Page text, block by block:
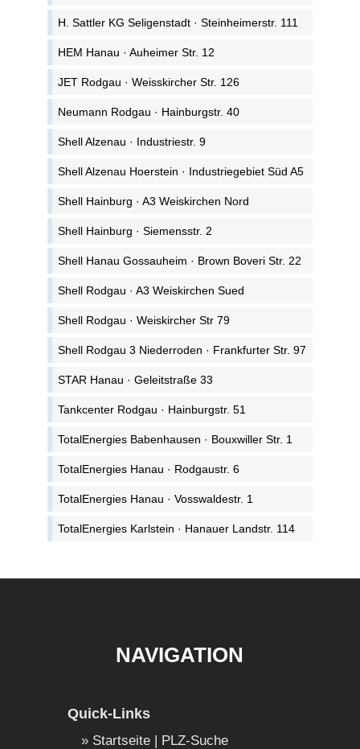
H. Sattler KG Seligenstadt · Steinheimerstr. 111
HEM Hanau · Auheimer Str. 12
JET Rodgau · Weisskircher Str. 126
Neumann Rodgau · Hainburgstr. 40
Shell Alzenau · Industriestr. 9
Shell Alzenau Hoerstein · Industriegebiet Süd A5
Shell Hainburg · A3 Weiskirchen Nord
Shell Hainburg · Siemensstr. 2
Shell Hanau Gossauheim · Brown Boveri Str. 22
Shell Rodgau · A3 Weiskirchen Sued
Shell Rodgau · Weiskircher Str 79
Shell Rodgau 3 Niederroden · Frankfurter Str. 97
STAR Hanau · Geleitstraße 33
Tankcenter Rodgau · Hainburgstr. 51
TotalEnergies Babenhausen · Bouxwiller Str. 1
TotalEnergies Hanau · Rodgaustr. 6
TotalEnergies Hanau · Vosswaldestr. 1
TotalEnergies Karlstein · Hanauer Landstr. 114
NAVIGATION
Quick-Links
Startseite | PLZ-Suche